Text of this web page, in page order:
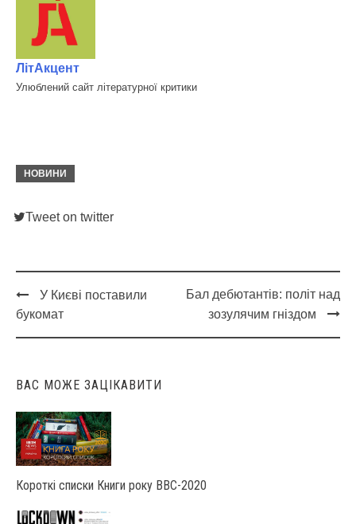
ЛітАкцент
Улюблений сайт літературної критики
НОВИНИ
Tweet on twitter
Post
navigation
У Києві поставили
букомат
Бал дебютантів: політ над
зозулячим гніздом
ВАС МОЖЕ ЗАЦІКАВИТИ
Короткі списки Книги року ВВС-2020